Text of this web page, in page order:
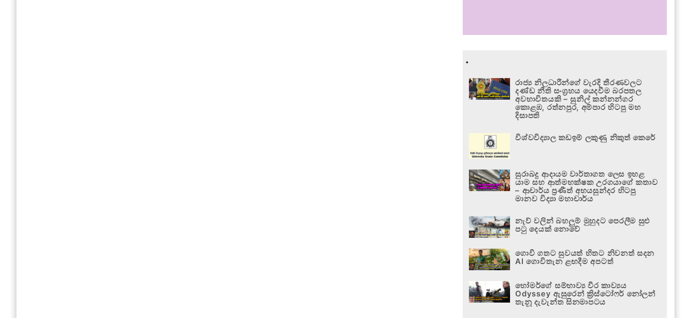
.
රාජ්‍ය නිලධාරීන්ගේ වැරදි තීරණවලට
දණ්ඩ නීති සංග්‍රහය යෙදවීම බරපතල
අවභාවිතයකි – සුනිල් කන්නන්ගර
කොළඹ, රත්නපුර, අම්පාර හිටපු මහ
දිසාපති
විශ්වවිද්‍යාල කඩඉම් ලකුණු නිකුත් කෙරේ
සුරාබදු ආදායම වාර්තාගත ලෙස ඉහළ
යාම සහ ආත්මභක්ෂක උරගයාගේ කතාව
– ආචාර්ය ප්‍රණීත් අභයසුන්දර හිටපු
මානව විද්‍යා මහාචාර්ය
නැව් වලින් බහලුම් මුහුදට පෙරලීම සුළු
පටු දෙයක් නොවේ
ගොවි ගතට සුවයත් හිතට නිවනත් සදන
AI ගොවිතැන ළඟදීම අපටත්
හෝමර්ගේ සම්භාව්‍ය වීර කාව්‍යය
Odyssey ඇසුරෙන් ක්‍රිස්ටෝෆර් නෝලන්
තැනූ දැවැන්ත සිනමාපටය